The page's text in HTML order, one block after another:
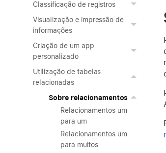
Classificação de registros
Visualização e impressão de
informações
Criação de um app
personalizado
Utilização de tabelas
relacionadas
Sobre relacionamentos
Relacionamentos um
para um
Relacionamentos um
para muitos